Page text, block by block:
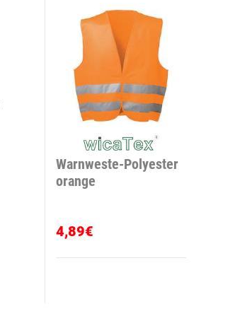
Warnweste-Polyester
orange
4,89€